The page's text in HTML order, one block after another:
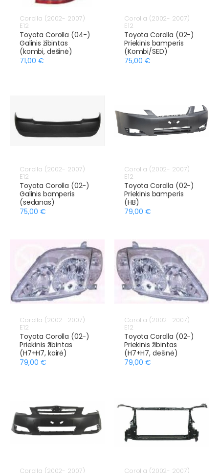
Corolla (2002- 2007)
E12
Toyota Corolla (04-)
Galinis žibintas
(kombi, dešinė)
71,00 €
Corolla (2002- 2007)
E12
Toyota Corolla (02-)
Priekinis bamperis
(Kombi/SED)
75,00 €
Corolla (2002- 2007)
E12
Toyota Corolla (02-)
Galinis bamperis
(sedanas)
75,00 €
Corolla (2002- 2007)
E12
Toyota Corolla (02-)
Priekinis bamperis
(HB)
79,00 €
Corolla (2002- 2007)
E12
Toyota Corolla (02-)
Priekinis žibintas
(H7+H7, kairė)
79,00 €
Corolla (2002- 2007)
E12
Toyota Corolla (02-)
Priekinis žibintas
(H7+H7, dešinė)
79,00 €
Corolla (2002- 2007) Corolla (2002- 2007)